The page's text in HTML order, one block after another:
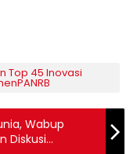
Top 45 Inovasi
Wabup
Diskusi